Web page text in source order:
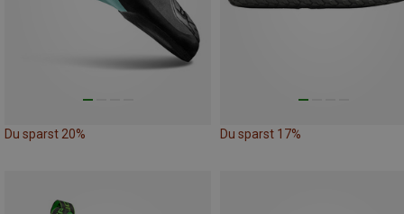
Du sparst 20% Du sparst 17%